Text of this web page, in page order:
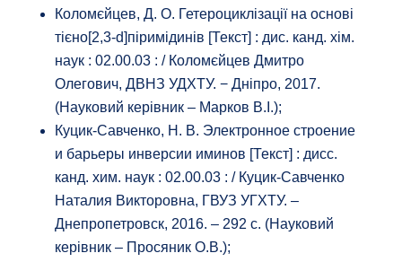
Коломєйцев, Д. О. Гетероциклізації на основі
тієно[2,3-d]піримідинів [Текст] : дис. канд. хім.
наук : 02.00.03 : / Коломєйцев Дмитро
Олегович, ДВНЗ УДХТУ. − Дніпро, 2017.
(Науковий керівник – Марков В.І.);
Куцик-Савченко, Н. В. Электронное строение
и барьеры инверсии иминов [Текст] : дисс.
канд. хим. наук : 02.00.03 : / Куцик-Савченко
Наталия Викторовна, ГВУЗ УГХТУ. –
Днепропетровск, 2016. – 292 с. (Науковий
керівник – Просяник О.В.);